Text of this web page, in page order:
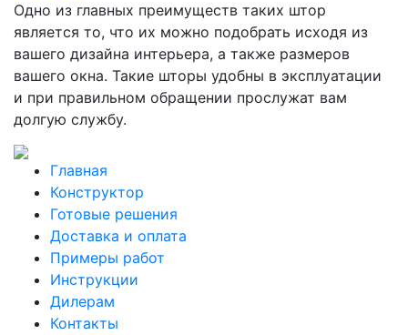
Одно из главных преимуществ таких штор
является то, что их можно подобрать исходя из
вашего дизайна интерьера, а также размеров
вашего окна. Такие шторы удобны в эксплуатации
и при правильном обращении прослужат вам
долгую службу.
Главная
Конструктор
Готовые решения
Доставка и оплата
Примеры работ
Инструкции
Дилерам
Контакты